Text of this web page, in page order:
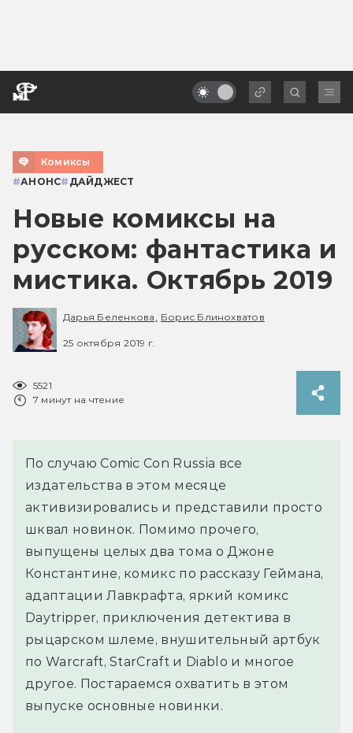
Комиксы
#АНОНС# ДАЙДЖЕСТ
Новые комиксы на
русском: фантастика и
мистика. Октябрь 2019
Дарья Беленкова, Борис Блинохватов
25 октября 2019 г.
5521
7 минут на чтение
По случаю Comic Con Russia все
издательства в этом месяце
активизировались и представили просто
шквал новинок. Помимо прочего,
выпущены целых два тома о Джоне
Константине, комикс по рассказу Геймана,
адаптации Лавкрафта, яркий комикс
Daytripper, приключения детектива в
рыцарском шлеме, внушительный артбук
по Warcraft, StarCraft и Diablo и многое
другое. Постараемся охватить в этом
выпуске основные новинки.